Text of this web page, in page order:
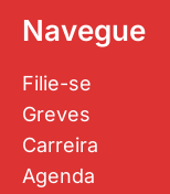
Navegue
Filie-se
Greves
Carreira
Agenda